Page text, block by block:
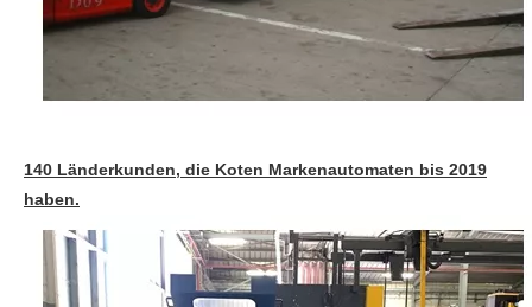
140 Länderkunden, die Koten Markenautomaten bis 2019
haben.